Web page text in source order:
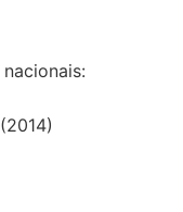
nacionais:
(2014)